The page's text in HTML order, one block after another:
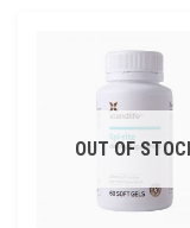
OUT OF